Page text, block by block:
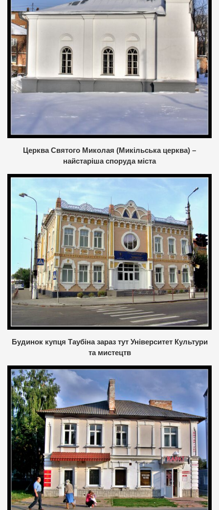
Церква Святого Миколая (Микільська церква) –
найстаріша споруда міста
Будинок купця Таубіна зараз тут Університет Культури
та мистецтв